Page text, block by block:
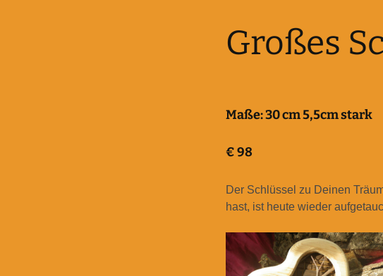
Großes
Maße:30 cm 5,5cm stark
€98
Der Schlüssel zu Deinen
hast, ist heute wieder